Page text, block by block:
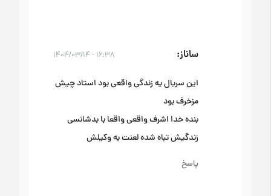
ساناز ۱۶:۳۸ - ۱۴۰۴/۰۳/۱۴
این سریال یه زندگی واقعی بود استاد چیش
مزخرف بود
بنده خدا اشرف واقعی واقعا با بدشانسی
زندگیش تباه شده لعنت به وکیلش
پاسخ